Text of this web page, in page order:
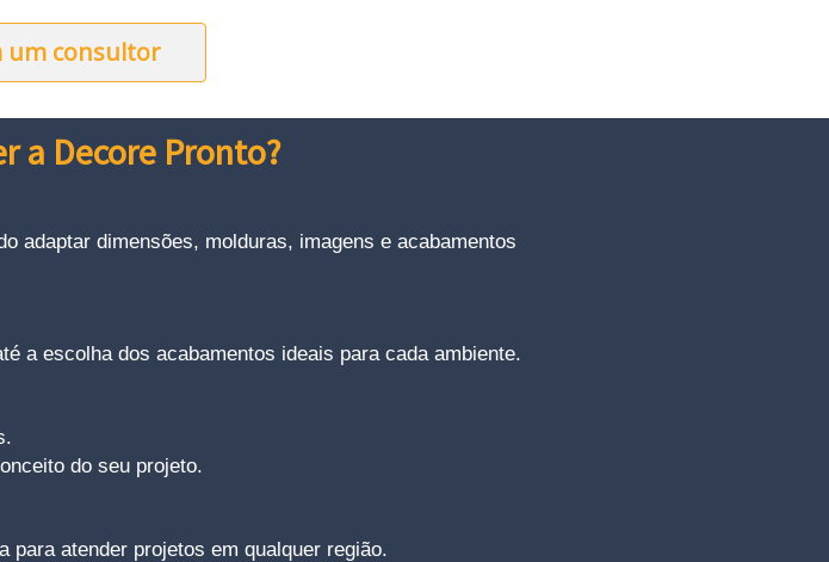
um consultor
a Decore Pronto?
adaptar dimensões, molduras, imagens e acabamentos
a escolha dos acabamentos ideais para cada ambiente.
do seu projeto.
para atender projetos em qualquer região.